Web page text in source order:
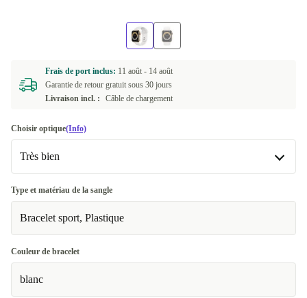
Frais de port inclus: 11 août - 14 août
Garantie de retour gratuit sous 30 jours
Livraison incl. :
Câble de chargement
Choisir optique(Info)
Très bien
Très bien
Excellent
Type et matériau de la sangle
Bracelet sport, Plastique
Couleur de bracelet
blanc